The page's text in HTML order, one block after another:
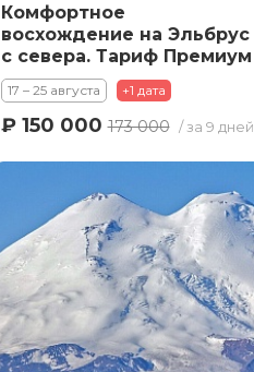
Комфортное
восхождение на Эльбрус
с севера. Тариф Премиум
17 – 25 августа +1 дата
₽ 150 000173 000 / за 9 дней